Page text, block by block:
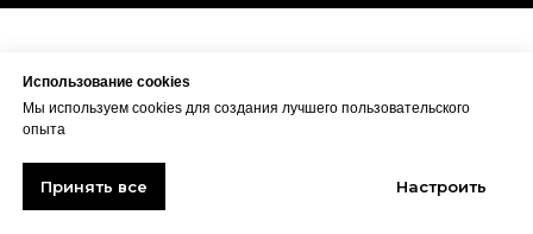
Использование cookies
Мы используем cookies для создания лучшего пользовательского
опыта
Принять все Настроить